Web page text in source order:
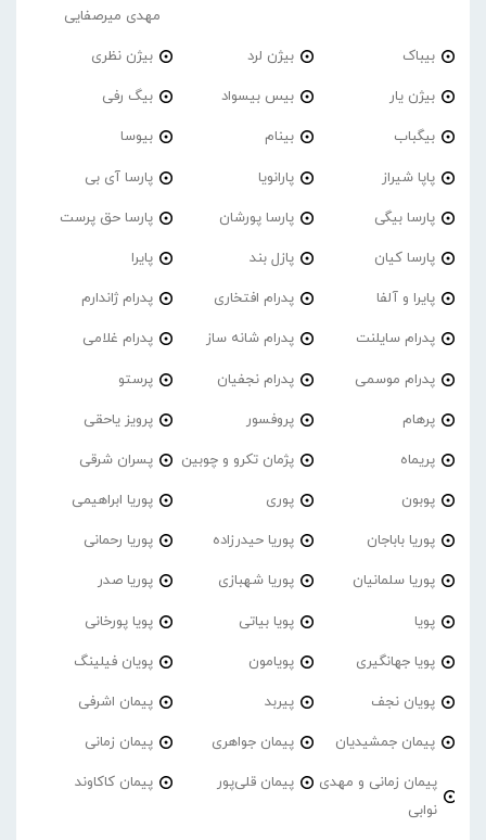
مهدی میرصفایی
بیباک بیژن لرد بیژن نظری
بیژن یار بیس بیسواد بیگ رفی
بیگباب بینام بیوسا
پاپا شیراز پارانویا پارسا آی بی
پارسا بیگی پارسا پورشان پارسا حق پرست
پارسا کیان پازل بند پایرا
پایرا و آلفا پدرام افتخاری پدرام ژاندارم
پدرام‌ سایلنت پدرام شانه ساز پدرام غلامی
پدرام موسمی پدرام نجفیان پرستو
پرهام پروفسور پرویز یاحقی
پریماه پژمان تکرو و چوبین پسران شرقی
پوبون پوری پوریا ابراهیمی
پوریا باباجان پوریا حیدرزاده پوریا رحمانی
پوریا سلمانیان پوریا شهبازی پوریا صدر
پویا پویا بیاتی پویا پورخانی
پویا جهانگیری پویامون پویان فیلینگ
پویان نجف پیربد پیمان اشرفی
پیمان جمشیدیان پیمان جواهری پیمان زمانی
پیمان زمانی و مهدی
نوابی
پیمان قلی‌پور پیمان کاکاوند